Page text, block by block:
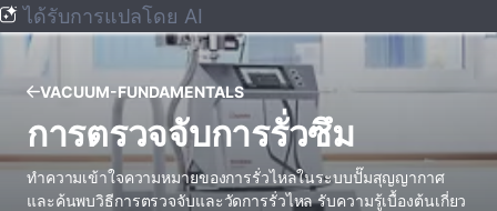
ได้รับการแปลโดย AI
VACUUM-FUNDAMENTALS
การตรวจจับการรั่วซึม
ทําความเข้าใจความหมายของการรั่วไหลในระบบปั๊มสุญญากาศ
และค้นพบวิธีการตรวจจับและวัดการรั่วไหล รับความรู้เบื้องต้นเกี่ยว